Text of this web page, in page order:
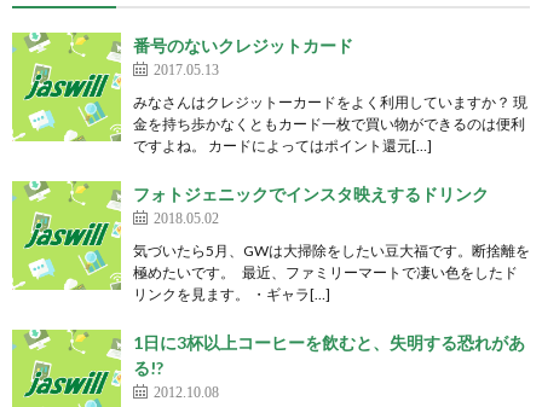
番号のないクレジットカード
2017.05.13
みなさんはクレジットーカードをよく利用していますか？ 現
金を持ち歩かなくともカード一枚で買い物ができるのは便利
ですよね。 カードによってはポイント還元[…]
フォトジェニックでインスタ映えするドリンク
2018.05.02
気づいたら5月、GWは大掃除をしたい豆大福です。断捨離を
極めたいです。 最近、ファミリーマートで凄い色をしたド
リンクを見ます。 ・ギャラ[…]
1日に3杯以上コーヒーを飲むと、失明する恐れがあ
る!?
2012.10.08